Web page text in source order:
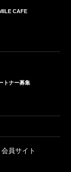
CAFE
トナー募集
会員サイト